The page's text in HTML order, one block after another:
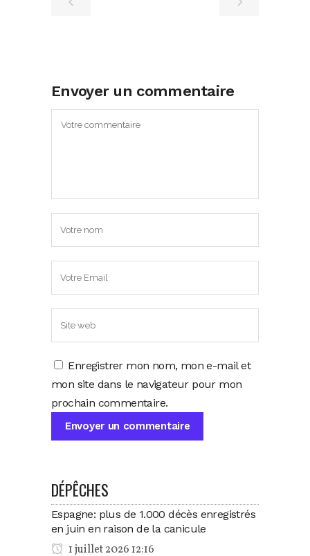
Envoyer un commentaire
Enregistrer mon nom, mon e-mail et
mon site dans le navigateur pour mon
prochain commentaire.
DÉPÊCHES
Espagne: plus de 1.000 décès enregistrés
en juin en raison de la canicule
1 juillet 2026 12:16